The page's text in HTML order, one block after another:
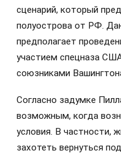
сценарий, который
полуострова от РФ.
предполагает
участием спецназа
союзниками
Согласно задумке
возможным, когда
условия. В частности,
захотеть вернуться